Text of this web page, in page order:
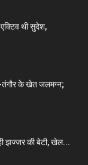
थी सुदेश,
तंगौर के खेत जलमग्न;
झज्जर की बेटी, खेल...